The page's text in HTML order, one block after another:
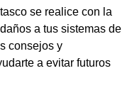
se realice con la
a tus sistemas de
consejos y
a evitar futuros